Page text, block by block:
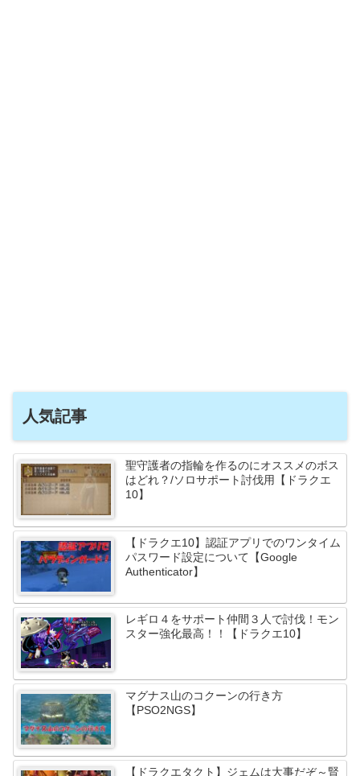
人気記事
聖守護者の指輪を作るのにオススメのボス
はどれ？/ソロサポート討伐用【ドラクエ
10】
【ドラクエ10】認証アプリでのワンタイム
パスワード設定について【Google
Authenticator】
レギロ４をサポート仲間３人で討伐！モン
スター強化最高！！【ドラクエ10】
マグナス山のコクーンの行き方
【PSO2NGS】
【ドラクエタクト】ジェムは大事だぞ～賢